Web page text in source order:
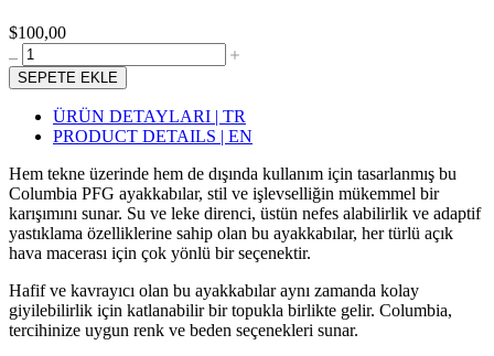
$100,00
SEPETE EKLE
ÜRÜN DETAYLARI | TR
PRODUCT DETAILS | EN
Hem tekne üzerinde hem de dışında kullanım için tasarlanmış bu
Columbia PFG ayakkabılar, stil ve işlevselliğin mükemmel bir
karışımını sunar. Su ve leke direnci, üstün nefes alabilirlik ve adaptif
yastıklama özelliklerine sahip olan bu ayakkabılar, her türlü açık
hava macerası için çok yönlü bir seçenektir.
Hafif ve kavrayıcı olan bu ayakkabılar aynı zamanda kolay
giyilebilirlik için katlanabilir bir topukla birlikte gelir. Columbia,
tercihinize uygun renk ve beden seçenekleri sunar.